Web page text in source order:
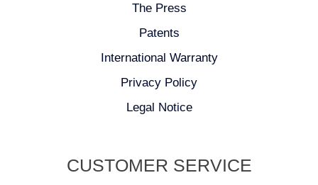
The Press
Patents
International Warranty
Privacy Policy
Legal Notice
CUSTOMER SERVICE